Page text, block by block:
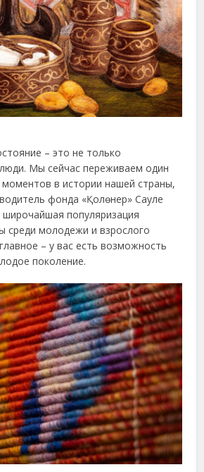
– это не только
Мы сейчас переживаем один
моментов в истории нашей страны,
фонда «Қолөнер» Сауле
популяризация
среди молодежи и взрослого
– у вас есть возможность
поколение.